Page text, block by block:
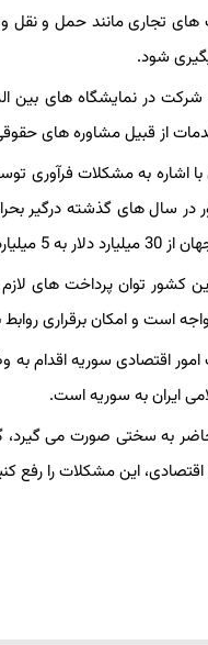
مانند حمل و نقل و
شود.
در نمایشگاه های بین
از قبیل مشاوره های حقوقی،
اشاره به مشکلات فرآوری
در سال های گذشته درگیر
کرده است.
توان پرداخت های لازم
است و امکان برقراری روابط
اقتصادی سوریه اقدام
ایران به سوریه است.
حاضر به سختی صورت می
اقتصادی، این مشکلات را رفع